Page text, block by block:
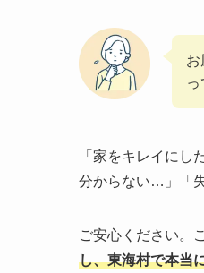
お
「家をキレイに
分からない…」「
ご安心ください。
し、東海村で本当